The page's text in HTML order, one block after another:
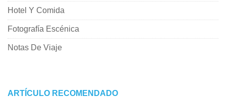
Hotel Y Comida
Fotografía Escénica
Notas De Viaje
ARTÍCULO RECOMENDADO